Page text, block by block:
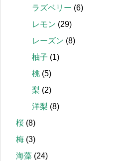
ラズベリー (6)
レモン (29)
レーズン (8)
柚子 (1)
桃 (5)
梨 (2)
洋梨 (8)
桜 (8)
梅 (3)
海藻 (24)